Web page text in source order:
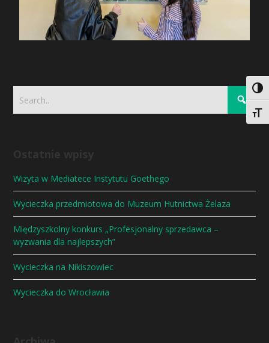
Wizyta w Mediatece Instytutu Goethego
Wycieczka przedmiotowa do Muzeum Hutnictwa Żelaza
Międzyszkolny konkurs „Profesjonalny sprzedawca –
wyzwania dla najlepszych”
Wycieczka na Nikiszowiec
Wycieczka do Wrocławia